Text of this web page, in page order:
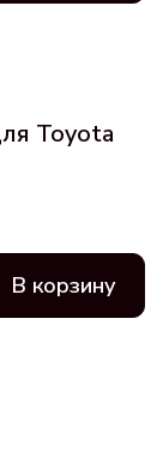
Toyota
В корзину